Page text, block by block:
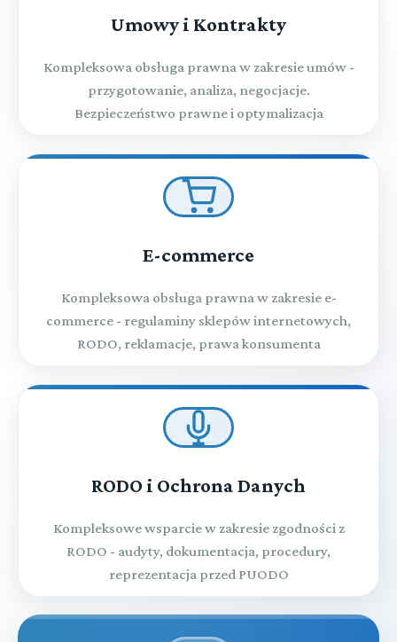
Umowy i Kontrakty
Kompleksowa obsługa prawna w zakresie umów -
przygotowanie, analiza, negocjacje.
Bezpieczeństwo prawne i optymalizacja
E-commerce
Kompleksowa obsługa prawna w zakresie e-
commerce - regulaminy sklepów internetowych,
RODO, reklamacje, prawa konsumenta
RODO i Ochrona Danych
Kompleksowe wsparcie w zakresie zgodności z
RODO - audyty, dokumentacja, procedury,
reprezentacja przed PUODO